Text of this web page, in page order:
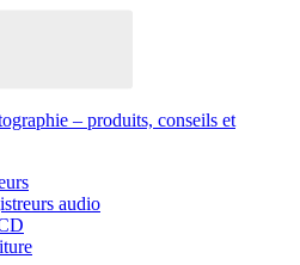
– produits, conseils et
audio